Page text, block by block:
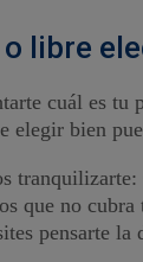
libre
cuál es
elegir bien
que no
pensarte la